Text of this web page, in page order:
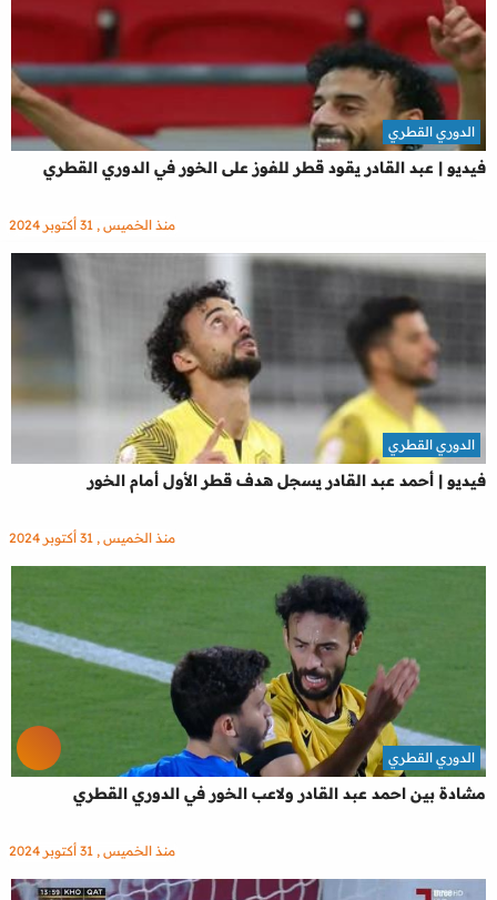
فيديو | عبد القادر يقود قطر للفوز على الخور في الدوري القطري
الدوري القطري
منذ الخميس , 31 أكتوبر 2024
فيديو | أحمد عبد القادر يسجل هدف قطر الأول أمام الخور
الدوري القطري
منذ الخميس , 31 أكتوبر 2024
مشادة بين احمد عبد القادر ولاعب الخور في الدوري القطري
الدوري القطري
منذ الخميس , 31 أكتوبر 2024